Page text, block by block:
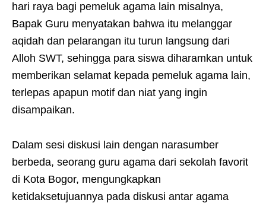
hari raya bagi pemeluk agama lain misalnya,
Bapak Guru menyatakan bahwa itu melanggar
aqidah dan pelarangan itu turun langsung dari
Alloh SWT, sehingga para siswa diharamkan untuk
memberikan selamat kepada pemeluk agama lain,
terlepas apapun motif dan niat yang ingin
disampaikan.
Dalam sesi diskusi lain dengan narasumber
berbeda, seorang guru agama dari sekolah favorit
di Kota Bogor, mengungkapkan
ketidaksetujuannya pada diskusi antar agama